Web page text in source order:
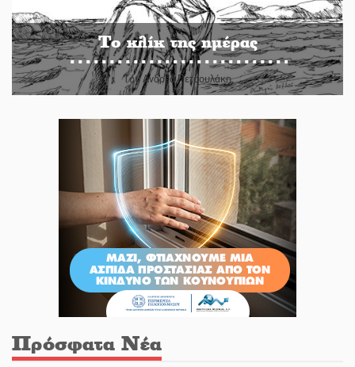
Το κλίκ της ημέρας
Του Ανδρέα Πετρουλάκη
Πρόσφατα Νέα